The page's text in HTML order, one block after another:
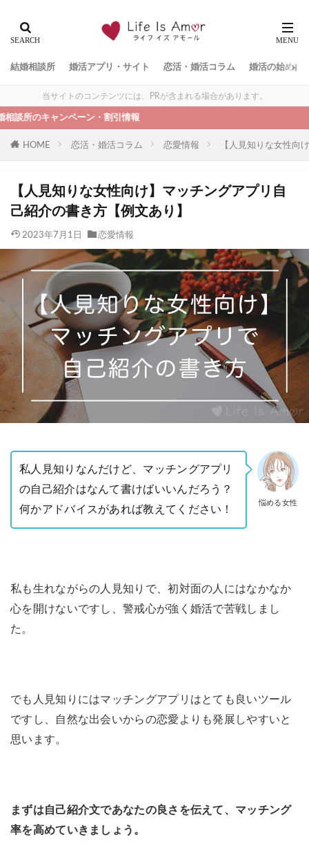
結婚相談所 婚活アプリ・サイト 恋活・婚活コラム 婚活の始め方
当サイトのコンテンツには、PRが含まれる場合があります。
ーン・割引情報
HOME 恋活・婚活コラム 恋愛情報 【人見知りな女性向
【人見知りな女性向け】マッチングアプリ自
己紹介の書き方【例文あり】
2023年7月1日 恋愛情報
悩める女性
私人見知りなんだけど、マッチングアプリ
の自己紹介はなんて書けばいいんだろう？
何かアドバイスがあれば教えてください！
私も生れながらの人見知りで、初対面の人にはなかなか
心を開けないですし、警戒心が強く婚活で苦戦しまし
た。
でも人見知りにはマッチングアプリはとても良いツール
ですし、自然な出会いからの恋愛よりも発展しやすいと
思います。
まずは自己紹介文であなたの良さを伝えて、マッチング
率を高めていきましょう。